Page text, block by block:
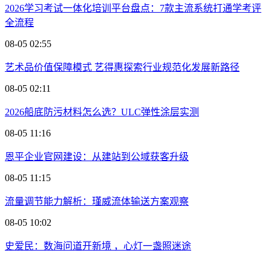
2026学习考试一体化培训平台盘点：7款主流系统打通学考评
全流程
08-05 02:55
艺术品价值保障模式 艺得惠探索行业规范化发展新路径
08-05 02:11
2026船底防污材料怎么选？ULC弹性涂层实测
08-05 11:16
恩平企业官网建设：从建站到公域获客升级
08-05 11:15
流量调节能力解析：瑾威流体输送方案观察
08-05 10:02
史爱民：数海问道开新境 ，心灯一盏照迷途